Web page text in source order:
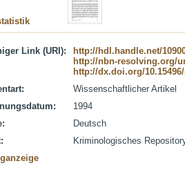
Link (URI):
http://hdl.handle.net/
http://nbn-resolving.org/
http://dx.doi.org/
Wissenschaftlicher Artikel
1994
Deutsch
Kriminologisches